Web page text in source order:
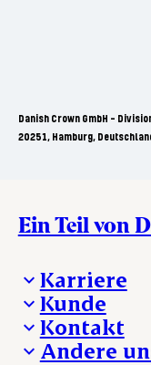
Danish Crown GmbH -
20251, Hamburg,
Ein Teil von
Karriere
Deine Karriere bei
Aktuelle
Danish Crown
Kunde
Was wir anbieten
Kontakt
Aktuelles und
Andere